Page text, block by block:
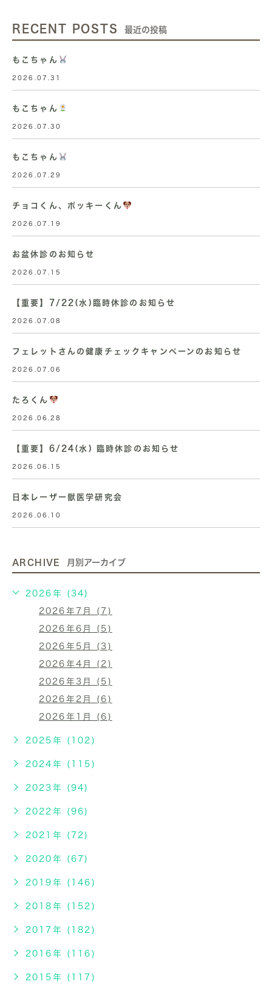
RECENT POSTS 最近の投稿
もこちゃん
2026.07.31
もこちゃん
2026.07.30
もこちゃん
2026.07.29
チョコくん、ポッキーくん
2026.07.19
お盆休診のお知らせ
2026.07.15
【重要】7/22(水)臨時休診のお知らせ
2026.07.08
フェレットさんの健康チェックキャンペーンのお知らせ
2026.07.06
たろくん
2026.06.28
【重要】6/24(水) 臨時休診のお知らせ
2026.06.15
日本レーザー獣医学研究会
2026.06.10
ARCHIVE 月別アーカイブ
2026年 (34)
2026年7月 (7)
2026年6月 (5)
2026年5月 (3)
2026年4月 (2)
2026年3月 (5)
2026年2月 (6)
2026年1月 (6)
2025年 (102)
2024年 (115)
2023年 (94)
2022年 (96)
2021年 (72)
2020年 (67)
2019年 (146)
2018年 (152)
2017年 (182)
2016年 (116)
2015年 (117)